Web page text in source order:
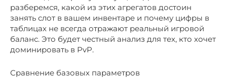
разберемся, какой из этих агрегатов достоин
занять слот в вашем инвентаре и почему цифры в
таблицах не всегда отражают реальный игровой
баланс. Это будет честный анализ для тех, кто хочет
доминировать в PvP.
Сравнение базовых параметров